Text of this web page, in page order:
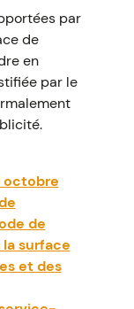
par
de
en
par le
octobre
de
surface
et des